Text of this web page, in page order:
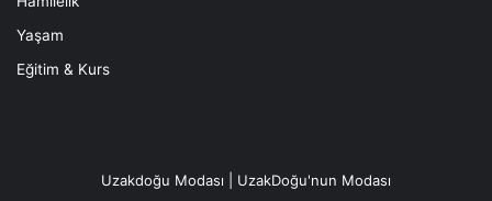
Yaşam
Eğitim & Kurs
Uzakdoğu Modası | UzakDoğu'nun Modası